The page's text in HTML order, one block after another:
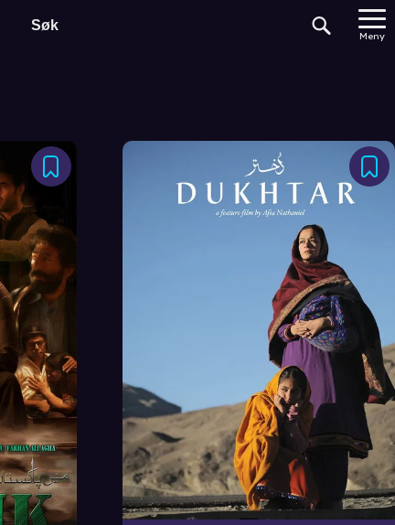
Meny